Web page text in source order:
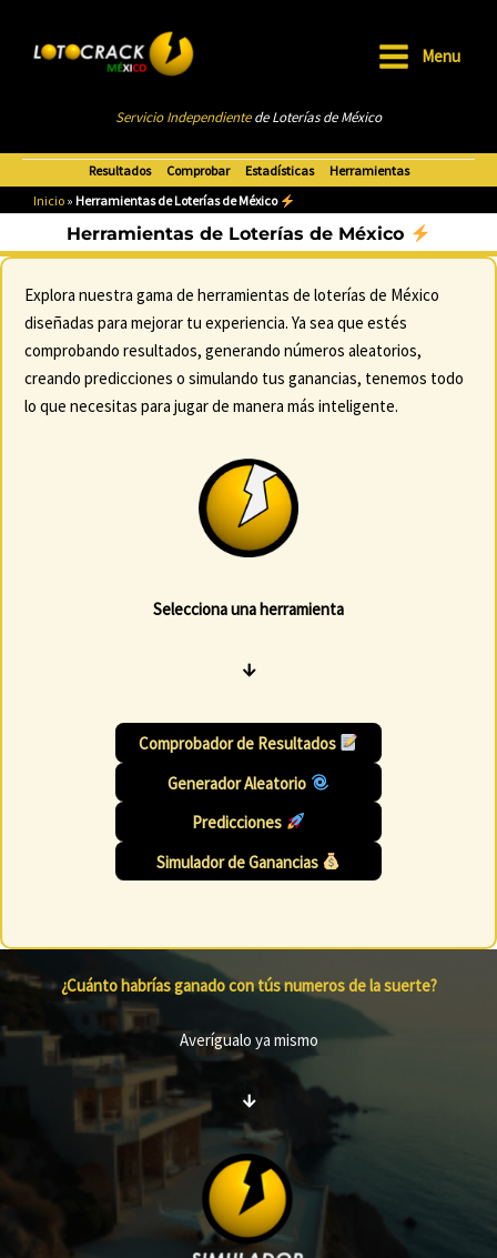
Main
Menu
Menu
Servicio Independientede Loterías de México
Resultados Comprobar Estadísticas
Herramientas
Inicio » Herramientas de Loterías de México
Herramientas de Loterías de México
Explora nuestra gama de herramientas de loterías de México
diseñadas para mejorar tu experiencia. Ya sea que estés
comprobando resultados, generando números aleatorios,
creando predicciones o simulando tus ganancias, tenemos todo
lo que necesitas para jugar de manera más inteligente.
Selecciona una herramienta
↓
Comprobador de Resultados
Generador Aleatorio
Predicciones
Simulador de Ganancias
¿Cuánto habrías ganado con tús numeros de la suerte?
Averígualo ya mismo
↓